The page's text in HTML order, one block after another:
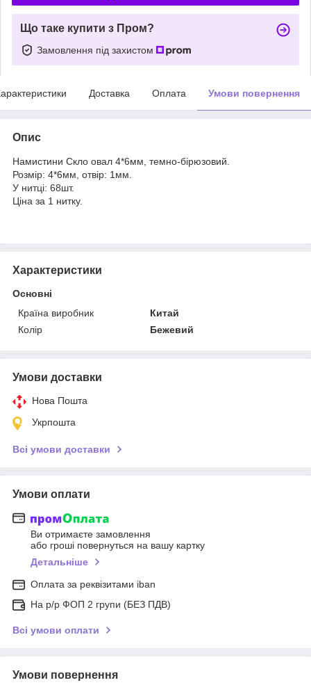
Що таке купити з Пром?
Замовлення під захистом
Доставка Оплата Умови повернення
Опис
Намистини Скло овал 4*6мм, темно-бірюзовий.
Розмір: 4*6мм, отвір: 1мм.
У нитці: 68шт.
Ціна за 1 нитку.
Характеристики
Основні
Країна виробник
Китай
Колір
Бежевий
Умови доставки
Нова Пошта
Укрпошта
Всі умови доставки
Умови оплати
Ви отримаєте замовлення
або гроші повернуться на вашу картку
Детальніше
Оплата за реквізитами iban
На р/р ФОП 2 групи (БЕЗ ПДВ)
Всі умови оплати
Умови повернення